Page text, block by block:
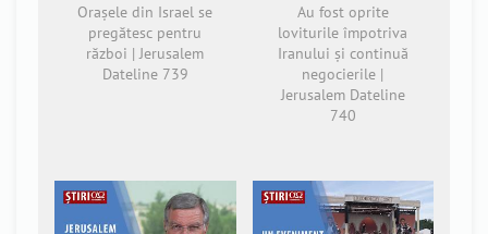
Orașele din Israel se
pregătesc pentru
război | Jerusalem
Dateline 739
Au fost oprite
loviturile împotriva
Iranului și continuă
negocierile |
Jerusalem Dateline
740